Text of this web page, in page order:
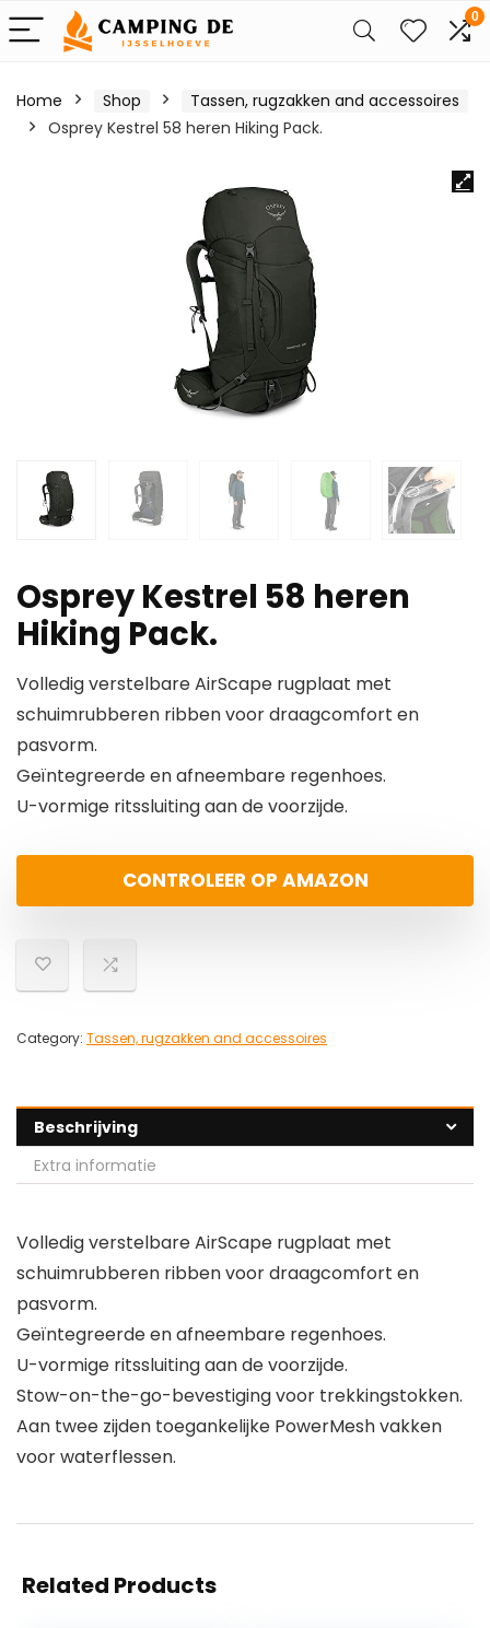
0
Home Shop
Tassen, rugzakken and accessoires
Osprey Kestrel 58 heren Hiking Pack.
Osprey Kestrel 58 heren
Hiking Pack.
Volledig verstelbare AirScape rugplaat met
schuimrubberen ribben voor draagcomfort en
pasvorm.
Geïntegreerde en afneembare regenhoes.
U-vormige ritssluiting aan de voorzijde.
CONTROLEER OP AMAZON
Category: Tassen, rugzakken and accessoires
Beschrijving
Extra informatie
Volledig verstelbare AirScape rugplaat met
schuimrubberen ribben voor draagcomfort en
pasvorm.
Geïntegreerde en afneembare regenhoes.
U-vormige ritssluiting aan de voorzijde.
Stow-on-the-go-bevestiging voor trekkingstokken.
Aan twee zijden toegankelijke PowerMesh vakken
voor waterflessen.
Related Products